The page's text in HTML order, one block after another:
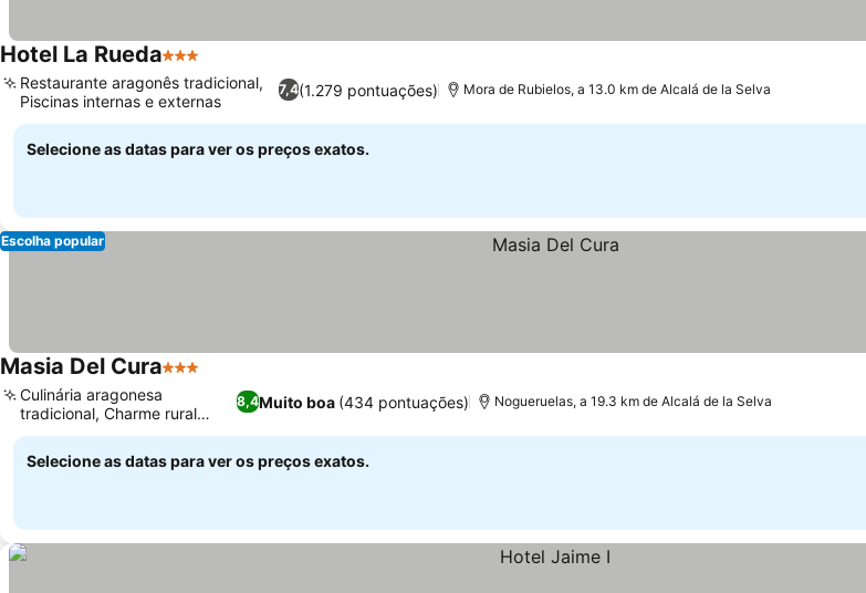
Hotel La Rueda3 Estrelas
7,4(1.279 pontuações)
Restaurante aragonês tradicional,
Piscinas internas e externas
Mora de Rubielos, a 13.0 km de Alcalá de la Selva
Selecione as datas para ver os preços exatos.
Escolha popular
Masia Del Cura3 Estrelas
8,4Muito boa (434 pontuações)
Culinária aragonesa
tradicional, Charme rural
autêntico
Nogueruelas, a 19.3 km de Alcalá de la Selva
Selecione as datas para ver os preços exatos.